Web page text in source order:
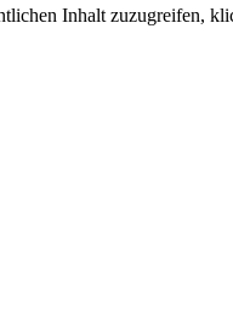
Inhalt zuzugreifen,